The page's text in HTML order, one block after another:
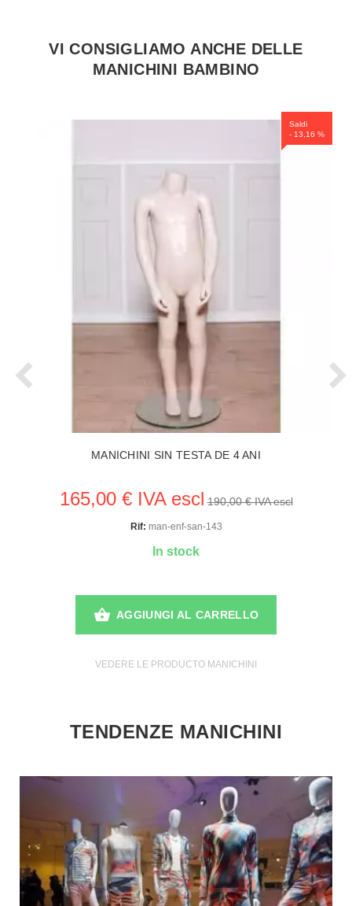
VI CONSIGLIAMO ANCHE DELLE
MANICHINI BAMBINO
Saldi
- 13,16 %
MANICHINI SIN TESTA DE 4 ANI
165,00 € IVA escl 190,00 € IVA escl
Rif: man-enf-san-143
In stock
AGGIUNGI AL CARRELLO
VEDERE LE PRODUCTO MANICHINI
TENDENZE MANICHINI